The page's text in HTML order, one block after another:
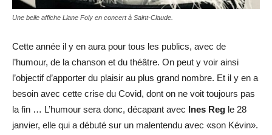
Une belle affiche Liane Foly en concert à Saint-Claude.
Cette année il y en aura pour tous les publics, avec de
l’humour, de la chanson et du théâtre. On peut y voir ainsi
l’objectif d’apporter du plaisir au plus grand nombre. Et il y en a
besoin avec cette crise du Covid, dont on ne voit toujours pas
la fin … L’humour sera donc, décapant avec Ines Reg le 28
janvier, elle qui a débuté sur un malentendu avec «son Kévin».